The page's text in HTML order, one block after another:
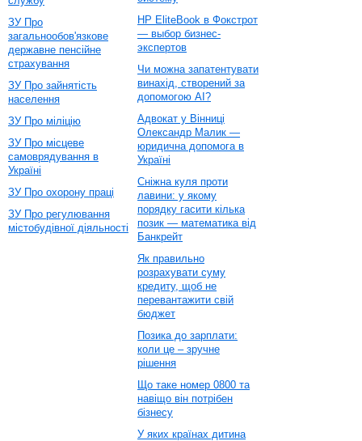
ЗУ Про
загальнообов'язкове
державне пенсійне
страхування
ЗУ Про зайнятість
населення
ЗУ Про міліцію
ЗУ Про місцеве
самоврядування в
Україні
ЗУ Про охорону праці
ЗУ Про регулювання
містобудівної діяльності
HP EliteBook в Фокстрот
— выбор бизнес-
экспертов
Чи можна запатентувати
винахід, створений за
допомогою AI?
Адвокат у Вінниці
Олександр Малик —
юридична допомога в
Україні
Сніжна куля проти
лавини: у якому
порядку гасити кілька
позик — математика від
Банкрейт
Як правильно
розрахувати суму
кредиту, щоб не
перевантажити свій
бюджет
Позика до зарплати:
коли це – зручне
рішення
Що таке номер 0800 та
навіщо він потрібен
бізнесу
У яких країнах дитина